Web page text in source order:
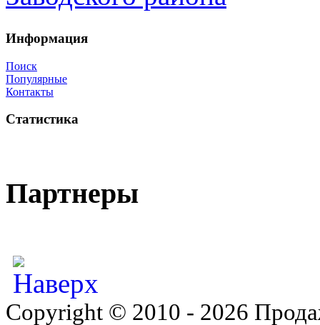
Информация
Поиск
Популярные
Контакты
Статистика
Партнеры
Copyright © 2010 - 2026